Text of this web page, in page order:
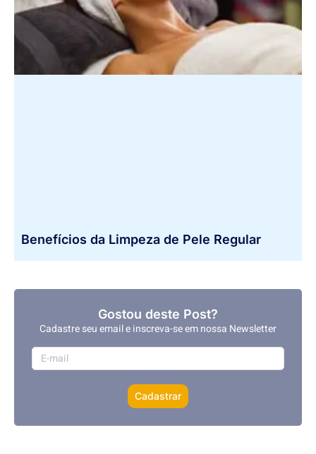
Benefícios da Limpeza de Pele Regular
Gostou deste Post?
Cadastre seu email e inscreva-se em nossa Newsletter
Cadastrar